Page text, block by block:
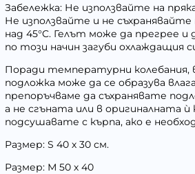
Забележка: Не използвайте на
Не използвайте и не
над 45°C. Гелът може да прегрее
по този начин загуби охлаждащия
Поради температурни колебания,
подложка може да се образува
препоръчваме да съхранявате
а не сгъната или в оригиналната ѝ
подсушавате с кърпа, ако е
Размер: S 40 х 30 см.
Размер: М 50 х 40